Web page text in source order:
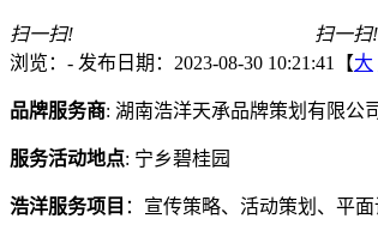
扫一扫!
扫一扫!
浏览： - 发布日期：2023-08-30 10:21:41【大
品牌服务商: 湖南浩洋天承品牌策划有限公
服务活动地点: 宁乡碧桂园
浩洋服务项目 ：宣传策略、活动策划、平